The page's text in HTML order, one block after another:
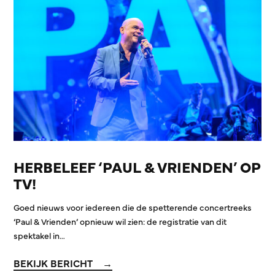
HERBELEEF ‘PAUL & VRIENDEN’ OP
TV!
Goed nieuws voor iedereen die de spetterende concertreeks
‘Paul & Vrienden’ opnieuw wil zien: de registratie van dit
spektakel in…
BEKIJK BERICHT